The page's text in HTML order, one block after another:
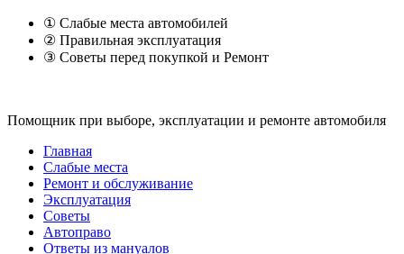
① Слабые места автомобилей
② Правильная эксплуатация
③ Советы перед покупкой и Ремонт
Помощник при выборе, эксплуатации и ремонте автомобиля
Главная
Слабые места
Ремонт и обслуживание
Эксплуатация
Советы
Автоправо
Ответы из мануалов